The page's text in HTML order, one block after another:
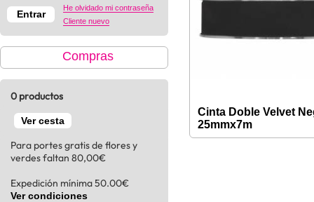
He olvidado mi contraseña
Cliente nuevo
Compras
0 productos
Ver cesta
Para portes gratis de flores y
verdes faltan 80,00€
Expedición mínima 50.00€
Ver condiciones
Cinta Doble Velvet
25mmx7m